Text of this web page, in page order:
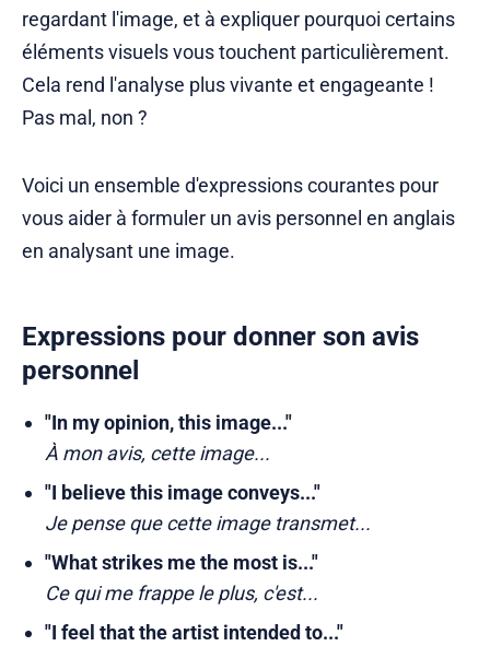
regardant l'image, et à expliquer pourquoi certains
éléments visuels vous touchent particulièrement.
Cela rend l'analyse plus vivante et engageante !
Pas mal, non ?
Voici un ensemble d'expressions courantes pour
vous aider à formuler un avis personnel en anglais
en analysant une image.
Expressions pour donner son avis
personnel
"In my opinion, this image..."
À mon avis, cette image...
"I believe this image conveys..."
Je pense que cette image transmet...
"What strikes me the most is..."
Ce qui me frappe le plus, c'est...
"I feel that the artist intended to..."